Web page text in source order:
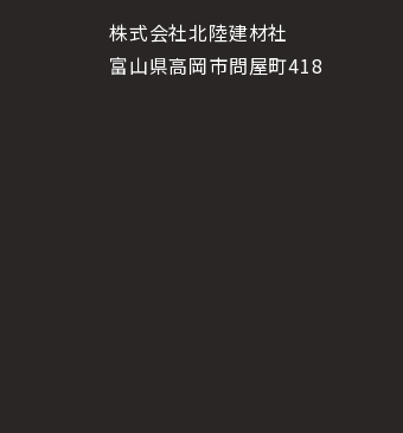
株式会社北陸建材社
富山県高岡市問屋町418